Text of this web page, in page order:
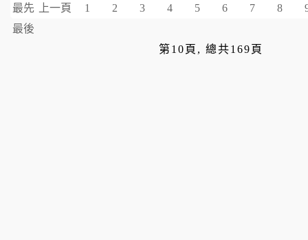
最先 上一頁 1 2 3 4 5 6 7 8
最後
第10頁, 總共169頁